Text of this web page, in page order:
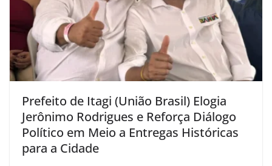
Prefeito de Itagi (União Brasil) Elogia
Jerônimo Rodrigues e Reforça Diálogo
Político em Meio a Entregas Históricas
para a Cidade